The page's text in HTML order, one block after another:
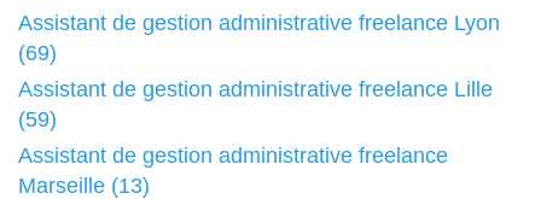
Assistant de gestion administrative freelance Lyon
(69)
Assistant de gestion administrative freelance Lille
(59)
Assistant de gestion administrative freelance
Marseille (13)